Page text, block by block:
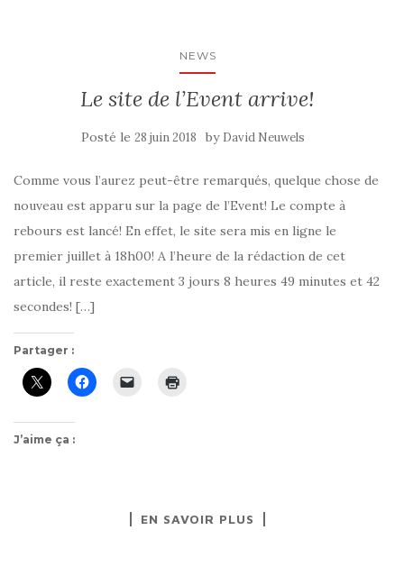
NEWS
Le site de l’Event arrive!
Posté le 28 juin 2018 by David Neuwels
Comme vous l’aurez peut-être remarqués, quelque chose de
nouveau est apparu sur la page de l’Event! Le compte à
rebours est lancé! En effet, le site sera mis en ligne le
premier juillet à 18h00! A l’heure de la rédaction de cet
article, il reste exactement 3 jours 8 heures 49 minutes et 42
secondes! […]
Partager :
J’aime ça :
EN SAVOIR PLUS